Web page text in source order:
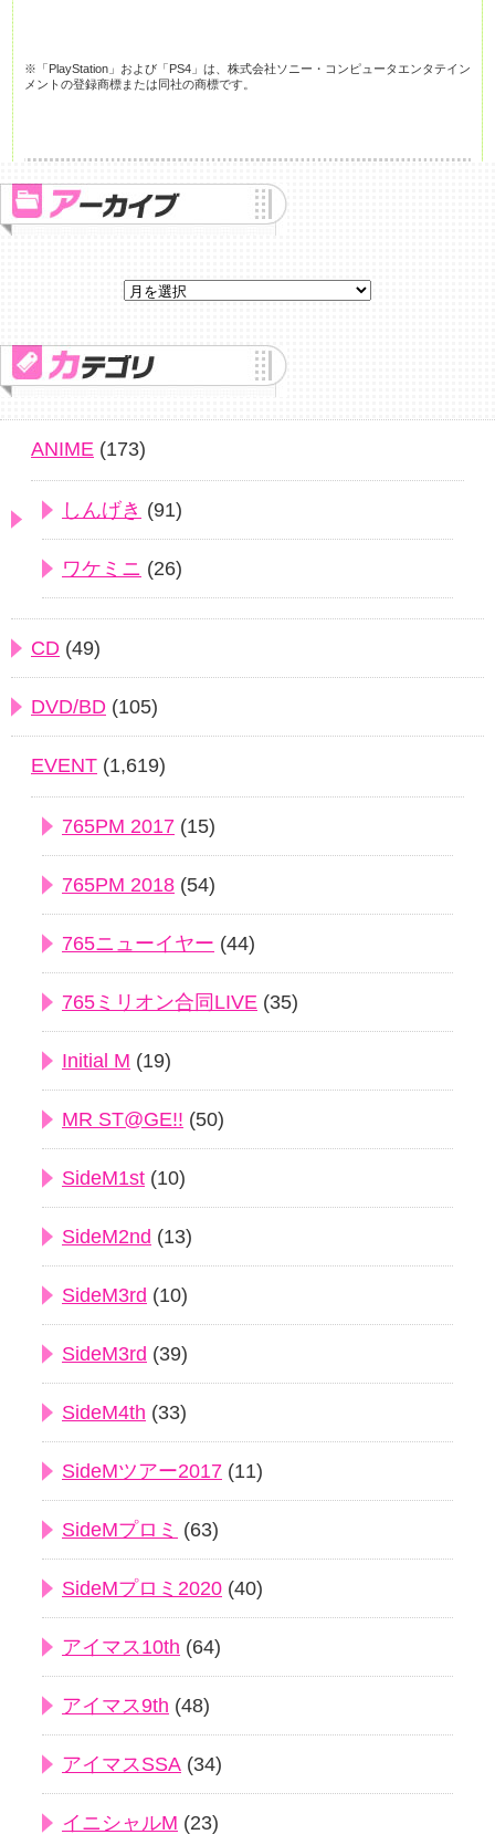
※「PlayStation」および「PS4」は、株式会社ソニー・コンピュータエンタテイン
メントの登録商標または同社の商標です。
ANIME (173)
しんげき (91)
ワケミニ (26)
CD (49)
DVD/BD (105)
EVENT (1,619)
765PM 2017 (15)
765PM 2018 (54)
765ニューイヤー (44)
765ミリオン合同LIVE (35)
Initial M (19)
MR ST@GE!! (50)
SideM1st (10)
SideM2nd (13)
SideM3rd (10)
SideM3rd (39)
SideM4th (33)
SideMツアー2017 (11)
SideMプロミ (63)
SideMプロミ2020 (40)
アイマス10th (64)
アイマス9th (48)
アイマスSSA (34)
イニシャルM (23)